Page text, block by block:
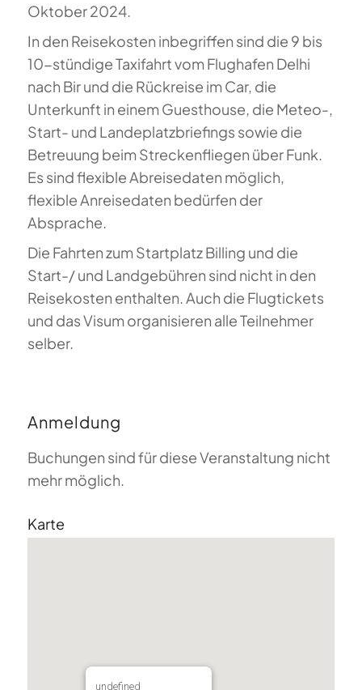
Oktober 2024.
In den Reisekosten inbegriffen sind die 9 bis
10-stündige Taxifahrt vom Flughafen Delhi
nach Bir und die Rückreise im Car, die
Unterkunft in einem Guesthouse, die Meteo-,
Start- und Landeplatzbriefings sowie die
Betreuung beim Streckenfliegen über Funk.
Es sind flexible Abreisedaten möglich,
flexible Anreisedaten bedürfen der
Absprache.
Die Fahrten zum Startplatz Billing und die
Start-/ und Landgebühren sind nicht in den
Reisekosten enthalten. Auch die Flugtickets
und das Visum organisieren alle Teilnehmer
selber.
Anmeldung
Buchungen sind für diese Veranstaltung nicht
mehr möglich.
Karte
undefined